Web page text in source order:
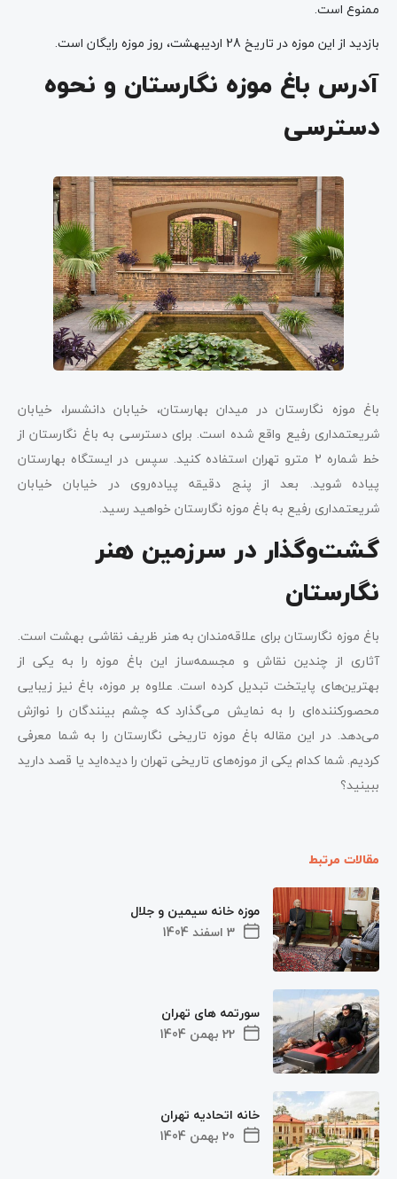
ممنوع است.
بازدید از این موزه در تاریخ 28 اردیبهشت، روز موزه رایگان است.
آدرس باغ موزه نگارستان و نحوه
دسترسی
باغ موزه نگارستان در میدان بهارستان، خیابان دانشسرا، خیابان
شریعتمداری رفیع واقع شده است. برای دسترسی به باغ نگارستان از
خط شماره 2 مترو تهران استفاده کنید. سپس در ایستگاه بهارستان
پیاده شوید. بعد از پنج دقیقه پیاده‌روی در خیابان خیابان
شریعتمداری رفیع به باغ موزه نگارستان خواهید رسید.
گشت‌وگذار در سرزمین هنر
نگارستان
باغ موزه نگارستان برای علاقه‌مندان به هنر ظریف نقاشی بهشت است.
آثاری از چندین نقاش و مجسمه‌ساز این باغ موزه را به یکی از
بهترین‌های پایتخت تبدیل کرده است. علاوه بر موزه، باغ نیز زیبایی
محصورکننده‌ای را به نمایش می‌گذارد که چشم بینندگان را نوازش
می‌دهد. در این مقاله باغ موزه تاریخی نگارستان را به شما معرفی
کردیم. شما کدام یکی از موزه‌های تاریخی تهران را دیده‌اید یا قصد دارید
ببینید؟
مقالات مرتبط
3 اسفند 1404
موزه خانه سیمین و جلال
22 بهمن 1404
سورتمه های تهران
20 بهمن 1404
خانه اتحادیه تهران